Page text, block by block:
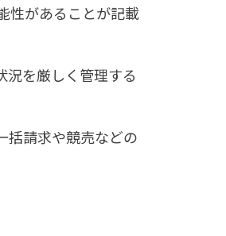
性があることが記載
を厳しく管理する
括請求や競売などの